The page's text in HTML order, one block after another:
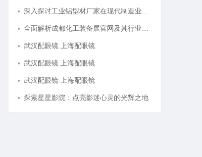
武汉配眼镜 上海配眼镜
武汉配眼镜 上海配眼镜
武汉配眼镜 上海配眼镜
探索星星影院：点亮影迷心灵的光辉之地